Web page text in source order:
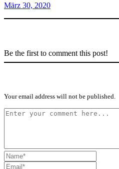
März 30, 2020
Be the first to comment this post!
Your email address will not be published.